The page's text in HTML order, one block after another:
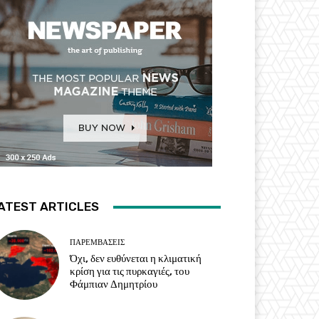
ARTICLES
ΠΑΡΕΜΒΑΣΕΙΣ
Όχι, δεν ευθύνεται η κλιματική
κρίση για τις πυρκαγιές, του
Φάμπιαν Δημητρίου